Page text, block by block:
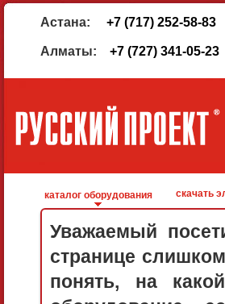
Астана: +7 (717) 252-58-83
Алматы: +7 (727) 341-05-23
каталог оборудования скачать
Уважаемый
странице
понять, на